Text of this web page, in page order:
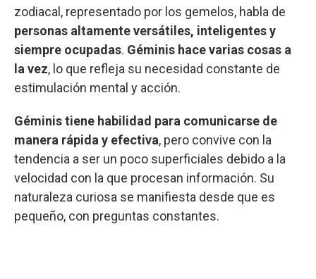
zodiacal, representado por los gemelos, habla de
personas altamente versátiles, inteligentes y
siempre ocupadas. Géminis hace varias cosas a
la vez, lo que refleja su necesidad constante de
estimulación mental y acción.
Géminis tiene habilidad para comunicarse de
manera rápida y efectiva, pero convive con la
tendencia a ser un poco superficiales debido a la
velocidad con la que procesan información. Su
naturaleza curiosa se manifiesta desde que es
pequeño, con preguntas constantes.